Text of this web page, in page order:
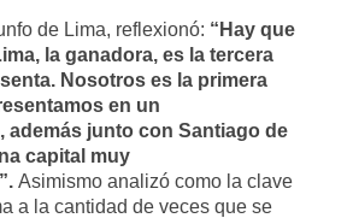
de Lima, reflexionó: “Hay que
la ganadora, es la tercera
Nosotros es la primera
en un
además junto con Santiago de
capital muy
Asimismo analizó como la clave
a la cantidad de veces que se